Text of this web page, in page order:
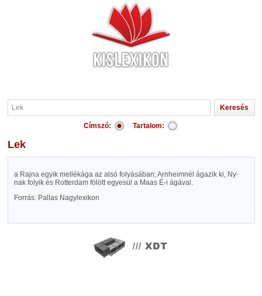
Címszó: Tartalom:
Lek
a Rajna egyik mellékága az alsó folyásában; Arnheimnél ágazik ki, Ny-
nak folyik és Rotterdam fölött egyesül a Maas É-i ágával.
Forrás: Pallas Nagylexikon